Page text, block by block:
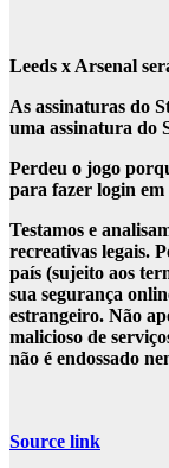
Leeds x Arsenal
As assinaturas do
uma assinatura do
Perdeu o jogo
para fazer login
Testamos e
recreativas legais.
país (sujeito aos
sua segurança
estrangeiro. Não
malicioso de
não é endossado
Source link